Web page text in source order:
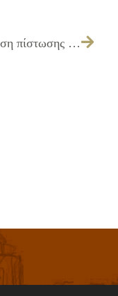
Έγκριση πίστωσης ποσού 270,60 € υπέρ Δ.Ο.Υ. Ιλίου ως καταβολή αποζημίωσης για την επεξεργασία αρχείου ιδιοκτητών οχημάτων